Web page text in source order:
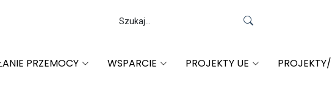
PRZEMOCY WSPARCIE PROJEKTY UE